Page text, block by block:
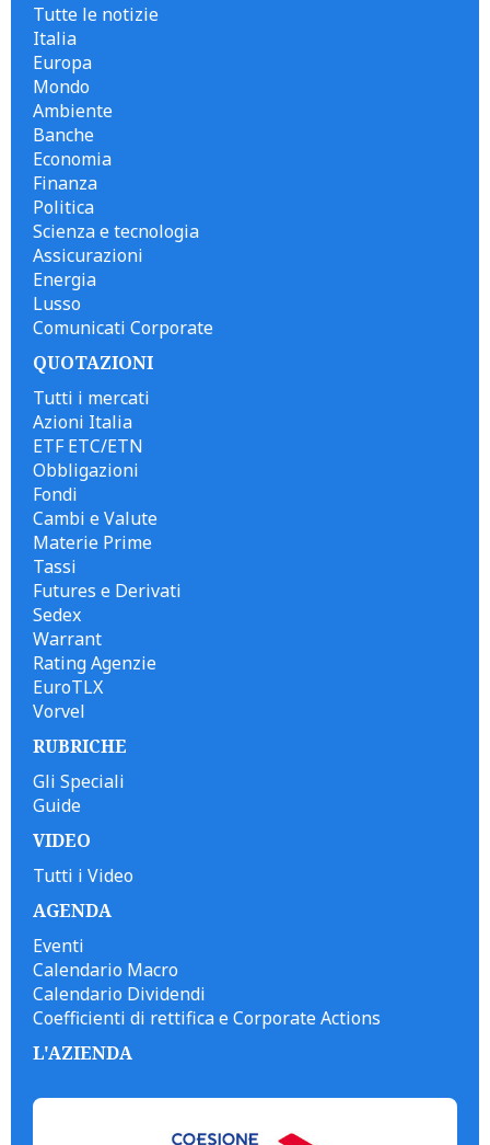
Tutte le notizie
Italia
Europa
Mondo
Ambiente
Banche
Economia
Finanza
Politica
Scienza e tecnologia
Assicurazioni
Energia
Lusso
Comunicati Corporate
QUOTAZIONI
Tutti i mercati
Azioni Italia
ETF ETC/ETN
Obbligazioni
Fondi
Cambi e Valute
Materie Prime
Tassi
Futures e Derivati
Sedex
Warrant
Rating Agenzie
EuroTLX
Vorvel
RUBRICHE
Gli Speciali
Guide
VIDEO
Tutti i Video
AGENDA
Eventi
Calendario Macro
Calendario Dividendi
Coefficienti di rettifica e Corporate Actions
L'AZIENDA